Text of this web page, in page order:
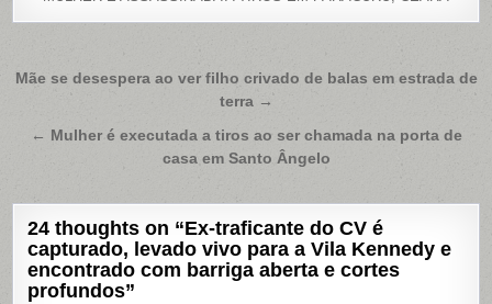
Navegação
Post
Mãe se desespera ao ver filho crivado de balas em estrada de
terra →
← Mulher é executada a tiros ao ser chamada na porta de
casa em Santo Ângelo
24 thoughts on “Ex-traficante do CV é
capturado, levado vivo para a Vila Kennedy e
encontrado com barriga aberta e cortes
profundos”